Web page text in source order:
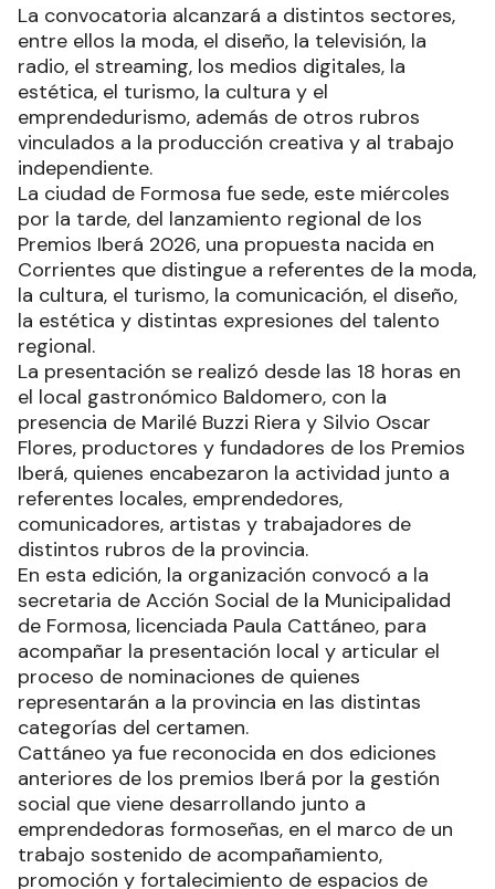
La convocatoria alcanzará a distintos sectores,
entre ellos la moda, el diseño, la televisión, la
radio, el streaming, los medios digitales, la
estética, el turismo, la cultura y el
emprendedurismo, además de otros rubros
vinculados a la producción creativa y al trabajo
independiente.
La ciudad de Formosa fue sede, este miércoles
por la tarde, del lanzamiento regional de los
Premios Iberá 2026, una propuesta nacida en
Corrientes que distingue a referentes de la moda,
la cultura, el turismo, la comunicación, el diseño,
la estética y distintas expresiones del talento
regional.
La presentación se realizó desde las 18 horas en
el local gastronómico Baldomero, con la
presencia de Marilé Buzzi Riera y Silvio Oscar
Flores, productores y fundadores de los Premios
Iberá, quienes encabezaron la actividad junto a
referentes locales, emprendedores,
comunicadores, artistas y trabajadores de
distintos rubros de la provincia.
En esta edición, la organización convocó a la
secretaria de Acción Social de la Municipalidad
de Formosa, licenciada Paula Cattáneo, para
acompañar la presentación local y articular el
proceso de nominaciones de quienes
representarán a la provincia en las distintas
categorías del certamen.
Cattáneo ya fue reconocida en dos ediciones
anteriores de los premios Iberá por la gestión
social que viene desarrollando junto a
emprendedoras formoseñas, en el marco de un
trabajo sostenido de acompañamiento,
promoción y fortalecimiento de espacios de